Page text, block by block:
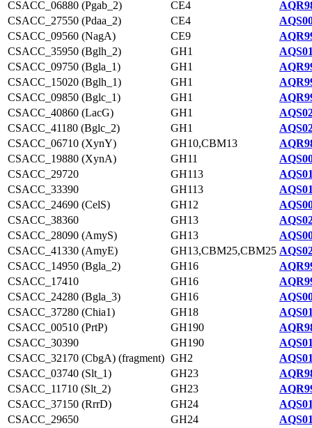
CSACC_06880 (Pgab_2)
CE4
CSACC_27550 (Pdaa_2)
CE4
CSACC_09560 (NagA)
CE9
CSACC_35950 (Bglh_2)
GH1
CSACC_09750 (Bgla_1)
GH1
CSACC_15020 (Bglh_1)
GH1
CSACC_09850 (Bglc_1)
GH1
CSACC_40860 (LacG)
GH1
CSACC_41180 (Bglc_2)
GH1
CSACC_06710 (XynY)
GH10,CBM13
CSACC_19880 (XynA)
GH11
CSACC_29720
GH113
CSACC_33390
GH113
CSACC_24690 (CelS)
GH12
CSACC_38360
GH13
CSACC_28090 (AmyS)
GH13
CSACC_41330 (AmyE)
GH13,CBM25,CBM25
CSACC_14950 (Bgla_2)
GH16
CSACC_17410
GH16
CSACC_24280 (Bgla_3)
GH16
CSACC_37280 (Chia1)
GH18
CSACC_00510 (PrtP)
GH190
CSACC_30390
GH190
CSACC_32170 (CbgA) (fragment) GH2
CSACC_03740 (Slt_1)
GH23
CSACC_11710 (Slt_2)
GH23
CSACC_37150 (RrrD)
GH24
CSACC_29650
GH24